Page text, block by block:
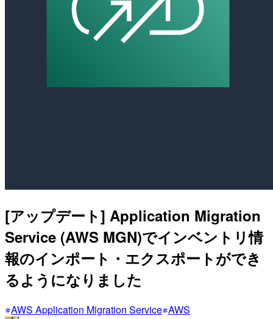
[アップデート] Application Migration
Service (AWS MGN)でインベントリ情
報のインポート・エクスポートができ
るようになりました
AWS Application Migration Service AWS